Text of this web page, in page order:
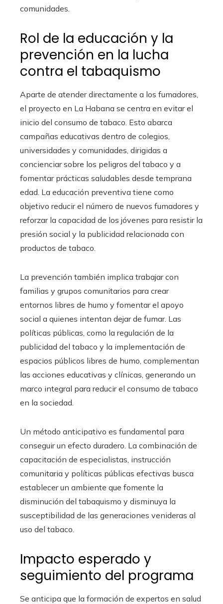
comunidades.
Rol de la educación y la
prevención en la lucha
contra el tabaquismo
Aparte de atender directamente a los fumadores,
el proyecto en La Habana se centra en evitar el
inicio del consumo de tabaco. Esto abarca
campañas educativas dentro de colegios,
universidades y comunidades, dirigidas a
concienciar sobre los peligros del tabaco y a
fomentar prácticas saludables desde temprana
edad. La educación preventiva tiene como
objetivo reducir el número de nuevos fumadores y
reforzar la capacidad de los jóvenes para resistir la
presión social y la publicidad relacionada con
productos de tabaco.
La prevención también implica trabajar con
familias y grupos comunitarios para crear
entornos libres de humo y fomentar el apoyo
social a quienes intentan dejar de fumar. Las
políticas públicas, como la regulación de la
publicidad del tabaco y la implementación de
espacios públicos libres de humo, complementan
las acciones educativas y clínicas, generando un
marco integral para reducir el consumo de tabaco
en la sociedad.
Un método anticipativo es fundamental para
conseguir un efecto duradero. La combinación de
capacitación de especialistas, instrucción
comunitaria y políticas públicas efectivas busca
establecer un ambiente que fomente la
disminución del tabaquismo y disminuya la
susceptibilidad de las generaciones venideras al
uso del tabaco.
Impacto esperado y
seguimiento del programa
Se anticipa que la formación de expertos en salud